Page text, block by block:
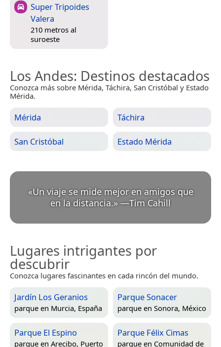
Super Tripoides
Valera
210 metros al
suroeste
Los Andes: Destinos destacados
Conozca más sobre Mérida, Táchira, San Cristóbal y Estado
Mérida.
Mérida Táchira
San Cristóbal Estado Mérida
«Un viaje se mide mejor en amigos que
en la distancia.» —Tim Cahill
Lugares intrigantes por
descubrir
Conozca lugares fascinantes en cada rincón del mundo.
Jardín Los Geranios
parque en Murcia, España
Parque Sonacer
parque en Sonora, México
Parque El Espino
parque en Arecibo, Puerto
Parque Félix Cimas
parque en Comunidad de